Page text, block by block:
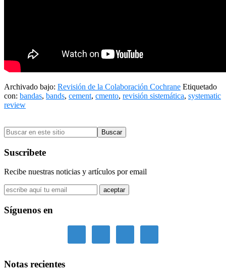
Archivado bajo: Revisión de la Colaboración Cochrane Etiquetado
con: bandas, bands, cement, cmento, revisión sistemática, systematic
review
Barra
lateral
primaria
Buscar
en
este
sitio
Suscribete
Recibe nuestras noticias y artículos por email
Síguenos en
Notas recientes